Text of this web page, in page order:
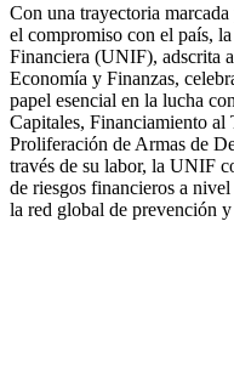
Con una trayectoria
el compromiso con el país,
Financiera (UNIF), adscrita
Economía y Finanzas,
papel esencial en la lucha
Capitales, Financiamiento
Proliferación de Armas de
través de su labor, la UNIF
de riesgos financieros a
la red global de prevención